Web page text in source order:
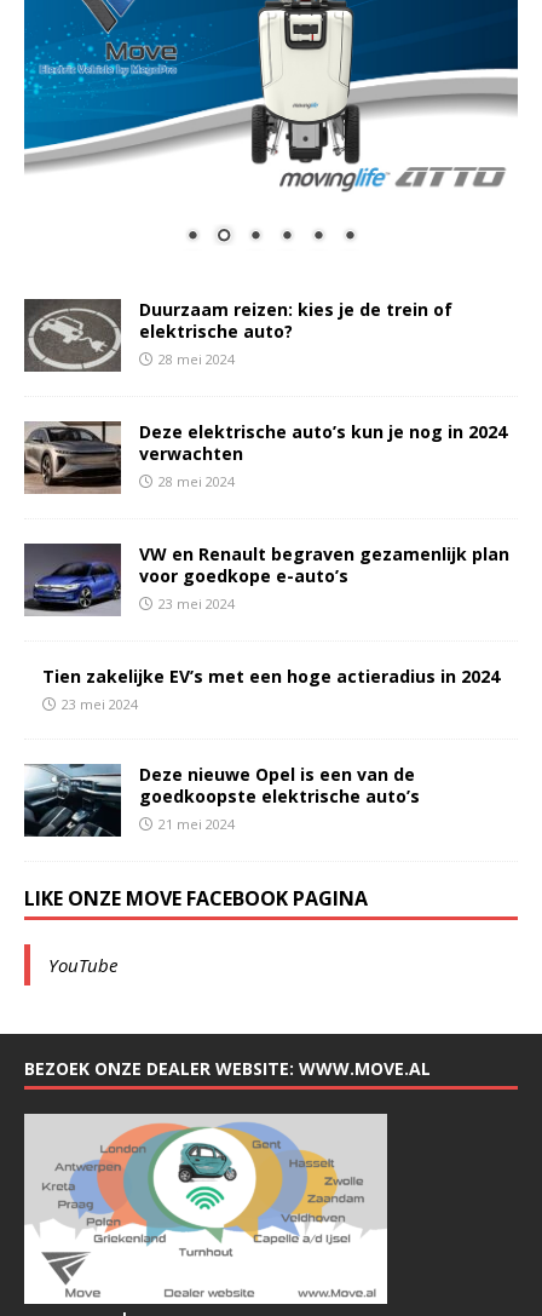
Duurzaam reizen: kies je de trein of
elektrische auto?
28 mei 2024
Deze elektrische auto’s kun je nog in 2024
verwachten
28 mei 2024
VW en Renault begraven gezamenlijk plan
voor goedkope e-auto’s
23 mei 2024
Tien zakelijke EV’s met een hoge actieradius in 2024
23 mei 2024
Deze nieuwe Opel is een van de
goedkoopste elektrische auto’s
21 mei 2024
LIKE ONZE MOVE FACEBOOK PAGINA
YouTube
BEZOEK ONZE DEALER WEBSITE: WWW.MOVE.AL